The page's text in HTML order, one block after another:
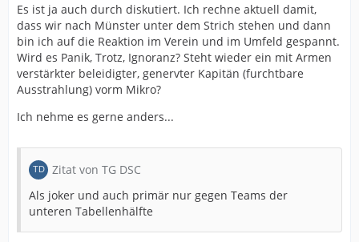
Es ist ja auch durch diskutiert. Ich rechne aktuell damit,
dass wir nach Münster unter dem Strich stehen und dann
bin ich auf die Reaktion im Verein und im Umfeld gespannt.
Wird es Panik, Trotz, Ignoranz? Steht wieder ein mit Armen
verstärkter beleidigter, genervter Kapitän (furchtbare
Ausstrahlung) vorm Mikro?
Ich nehme es gerne anders...
Zitat von TG DSC
Als joker und auch primär nur gegen Teams der
unteren Tabellenhälfte